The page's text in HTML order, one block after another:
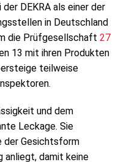
DEKRA als einer der
in Deutschland
die Prüfgesellschaft 27
13 mit ihren Produkten
teilweise
und dem
Leckage. Sie
der Gesichtsform
anliegt, damit keine